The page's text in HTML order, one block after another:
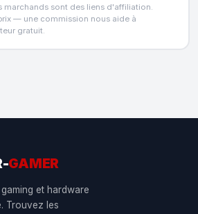
marchands sont des liens d'affiliation.
— une commission nous aide à
gratuit.
GAMER
et hardware
Trouvez les